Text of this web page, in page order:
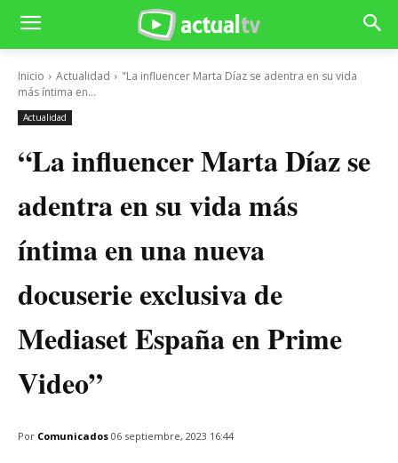
Inicio Actualidad
"La influencer Marta Díaz se adentra en su vida
más íntima en...
Actualidad
“La influencer Marta Díaz se
adentra en su vida más
íntima en una nueva
docuserie exclusiva de
Mediaset España en Prime
Video”
Por Comunicados 06 septiembre, 2023 16:44